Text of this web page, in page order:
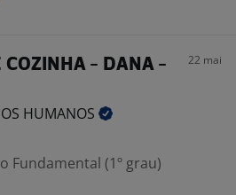
COZINHA - DANA -
22 mai
HUMANOS
Fundamental (1º grau)